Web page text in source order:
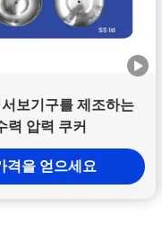
보기구를 제조하는
력 압력 쿠커
격을 얻으세요